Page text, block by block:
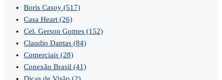
Boris Casoy (517)
Casa Heart (26)
Cel. Gerson Gomes (152)
Claudio Dantas (84)
Comerciais (28)
Conexão Brasil (41)